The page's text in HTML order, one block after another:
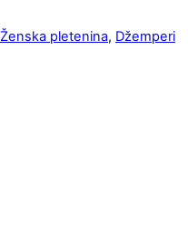
Ženska pletenina, Džemperi